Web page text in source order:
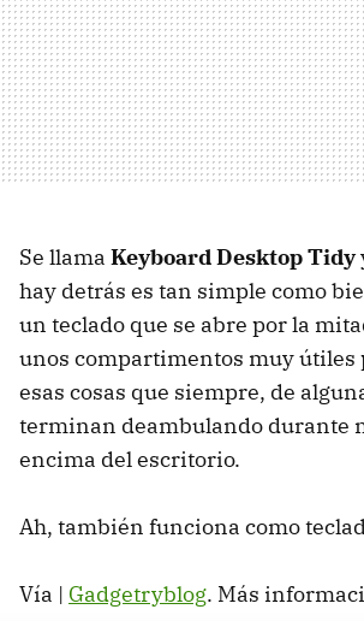
Se llama Keyboard Desktop Tidy
hay detrás es tan simple como
un teclado que se abre por la
unos compartimentos muy útiles
esas cosas que siempre, de
terminan deambulando durante
encima del escritorio.
Ah, también funciona como
Vía | Gadgetryblog. Más